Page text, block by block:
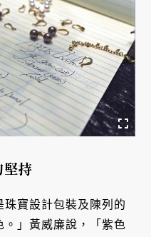
持
寶設計包裝及陳列的
。」黃威廉說，「紫色